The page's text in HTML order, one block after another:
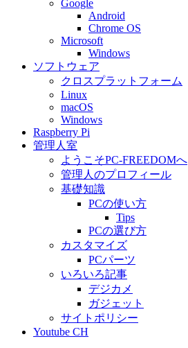
Google
Android
Chrome OS
Microsoft
Windows
ソフトウェア
クロスプラットフォーム
Linux
macOS
Windows
Raspberry Pi
管理人室
ようこそPC-FREEDOMへ
管理人のプロフィール
基礎知識
PCの使い方
Tips
PCの選び方
カスタマイズ
PCパーツ
いろいろ記事
デジカメ
ガジェット
サイトポリシー
Youtube CH